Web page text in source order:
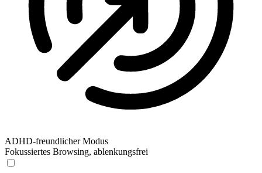
ADHD-freundlicher Modus
Fokussiertes Browsing, ablenkungsfrei